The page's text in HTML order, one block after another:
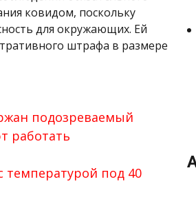
ковидом, поскольку
для окружающих. Ей
штрафа в размере
подозреваемый
работать
температурой под 40